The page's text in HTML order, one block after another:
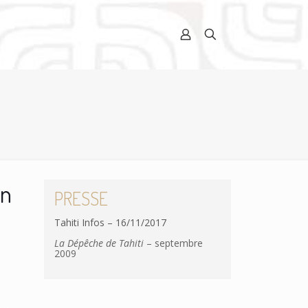
PRESSE
Tahiti Infos – 16/11/2017
La Dépêche de Tahiti– septembre
2009